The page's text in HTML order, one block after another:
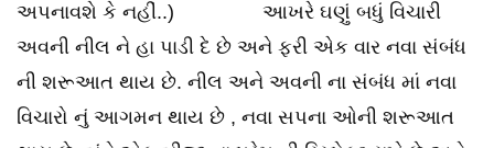
અપનાવશે કે નહીં..) આખરે ઘણું બધું વિચારી
અવની નીલ ને હા પાડી દે છે અને ફરી એક વાર નવા સંબંધ
ની શરૂઆત થાય છે. નીલ અને અવની ના સંબંધ માં નવા
વિચારો નું આગમન થાય છે , નવા સપના ઓની શરૂઆત